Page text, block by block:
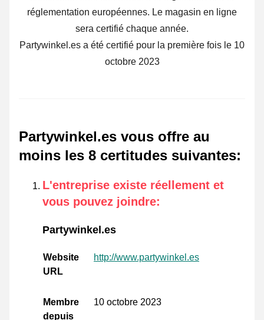
réglementation européennes. Le magasin en ligne
sera certifié chaque année.
Partywinkel.es a été certifié pour la première fois le 10
octobre 2023
Partywinkel.es vous offre au
moins les 8 certitudes suivantes:
L'entreprise existe réellement et
vous pouvez joindre:
Partywinkel.es
Website
URL
http://www.partywinkel.es
Membre
depuis
10 octobre 2023